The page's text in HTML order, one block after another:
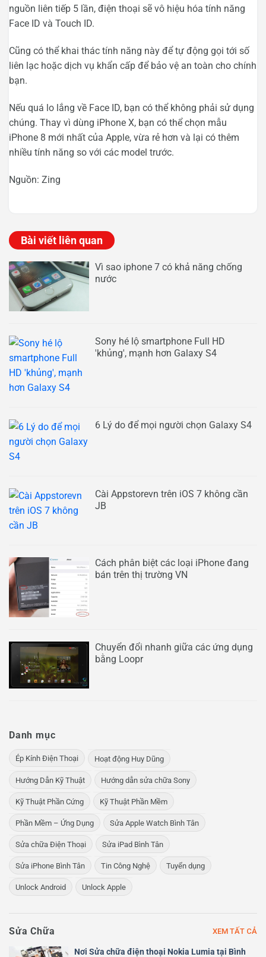
nguồn liên tiếp 5 lần, điện thoại sẽ vô hiệu hóa tính năng
Face ID và Touch ID.
Cũng có thể khai thác tính năng này để tự động gọi tới số
liên lạc hoặc dịch vụ khẩn cấp để bảo vệ an toàn cho chính
bạn.
Nếu quá lo lắng về Face ID, bạn có thể không phải sử dụng
chúng. Thay vì dùng iPhone X, bạn có thể chọn mẫu
iPhone 8 mới nhất của Apple, vừa rẻ hơn và lại có thêm
nhiều tính năng so với các model trước.
Nguồn: Zing
Bài viết liên quan
Vì sao iphone 7 có khả năng chống
nước
Sony hé lộ smartphone Full HD
'khủng', mạnh hơn Galaxy S4
6 Lý do để mọi người chọn Galaxy S4
Cài Appstorevn trên iOS 7 không cần
JB
Cách phân biệt các loại iPhone đang
bán trên thị trường VN
Chuyển đổi nhanh giữa các ứng dụng
bằng Loopr
Danh mục
Ép Kính Điện Thoại Hoạt động Huy Dũng
Hướng Dẫn Kỹ Thuật Hướng dẫn sửa chữa Sony
Kỹ Thuật Phần Cứng Kỹ Thuật Phần Mềm
Phần Mềm – Ứng Dụng Sửa Apple Watch Bình Tân
Sửa chữa Điện Thoại Sửa iPad Bình Tân
Sửa iPhone Bình Tân Tin Công Nghệ Tuyển dụng
Unlock Android Unlock Apple
Sửa Chữa XEM TẤT CẢ
Nơi Sửa chữa điện thoại Nokia Lumia tại Bình